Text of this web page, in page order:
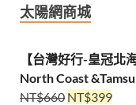
太陽網商城
【台灣好行-皇冠北
North Coast
NT$660 NT$399